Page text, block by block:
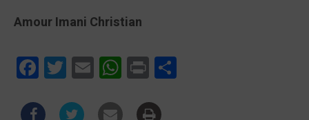
Amour Imani Christian
FacebookTwitterEmail WhatsApp
Print